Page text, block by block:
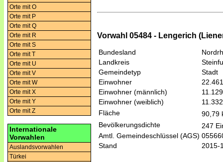
Orte mit O
Orte mit P
Orte mit Q
Orte mit R
Orte mit S
Orte mit T
Orte mit U
Orte mit V
Orte mit W
Orte mit X
Orte mit Y
Orte mit Z
Internationale
Vorwahlen
Auslandsvorwahlen
Türkei
Vorwahl 05484 - Lengerich
Bundesland
Landkreis
Gemeindetyp
Stadt
Einwohner
22.461
Einwohner (männlich)
11.129
Einwohner (weiblich)
11.332
Fläche
90,79
Bevölkerungsdichte
247
Amtl. Gemeindeschlüssel (AGS)
Stand
2015-